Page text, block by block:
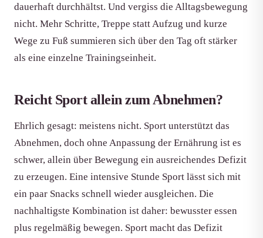
dauerhaft durchhältst. Und vergiss die Alltagsbewegung
nicht. Mehr Schritte, Treppe statt Aufzug und kurze
Wege zu Fuß summieren sich über den Tag oft stärker
als eine einzelne Trainingseinheit.
Reicht Sport allein zum Abnehmen?
Ehrlich gesagt: meistens nicht. Sport unterstützt das
Abnehmen, doch ohne Anpassung der Ernährung ist es
schwer, allein über Bewegung ein ausreichendes Defizit
zu erzeugen. Eine intensive Stunde Sport lässt sich mit
ein paar Snacks schnell wieder ausgleichen. Die
nachhaltigste Kombination ist daher: bewusster essen
plus regelmäßig bewegen. Sport macht das Defizit